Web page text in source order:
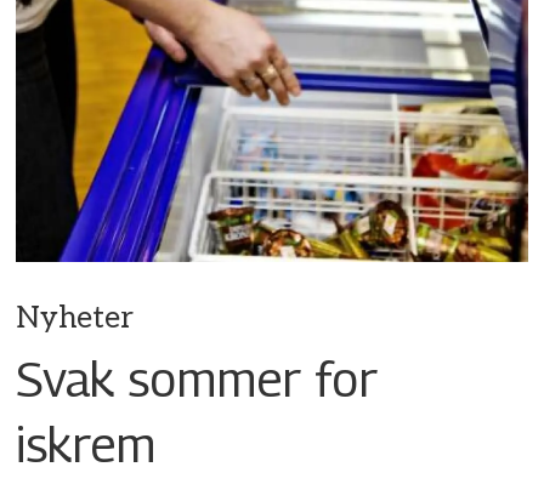
Nyheter
Svak sommer for
iskrem